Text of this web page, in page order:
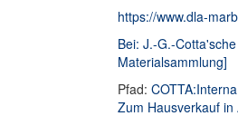
https://www.dla-
Bei: J.-G.-
Materialsammlung]
Pfad:
Zum Hausverkauf